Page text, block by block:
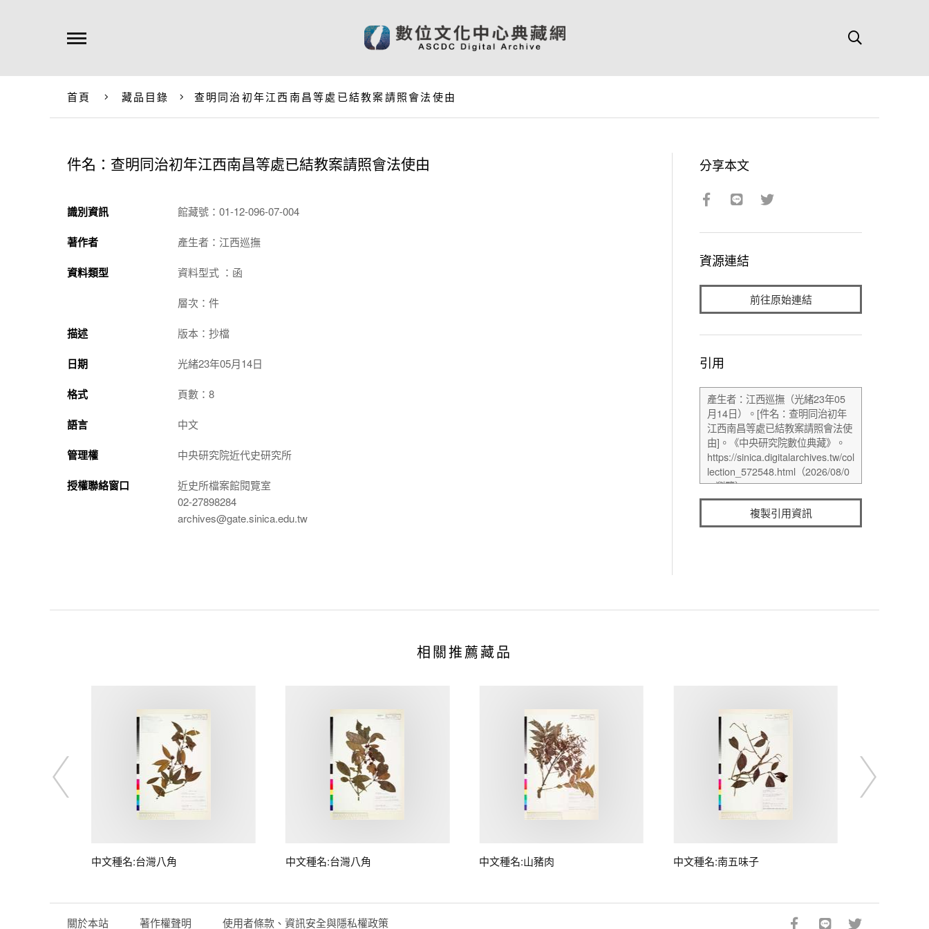
首頁 藏品目錄 查明同治初年江西南昌等處已結教案請照會法使由
件名：查明同治初年江西南昌等處已結教案請照會法使由
識別資訊 館藏號：01-12-096-07-004
著作者 產生者：江西巡撫
資料類型 資料型式 ：函
層次：件
描述 版本：抄檔
日期 光緒23年05月14日
格式 頁數：8
語言 中文
管理權 中央研究院近代史研究所
授權聯絡窗口
近史所檔案館閱覽室
02-27898284
archives@gate.sinica.edu.tw
分享本文
資源連結
前往原始連結
引用
複製引用資訊
相關推薦藏品
中文種名:台灣八角 中文種名:台灣八角 中文種名:山豬肉 中文種名:南五味子
關於本站 著作權聲明 使用者條款、資訊安全與隱私權政策